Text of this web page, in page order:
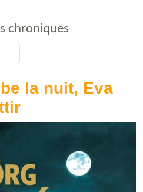
chroniques
la nuit, Eva